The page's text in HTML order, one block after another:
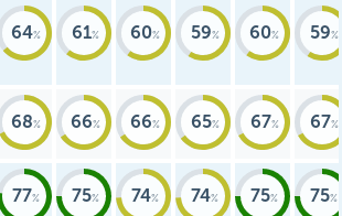
64 61 60 59 60 59
68 66 66 65 67 67
77 75 74 74 75 75